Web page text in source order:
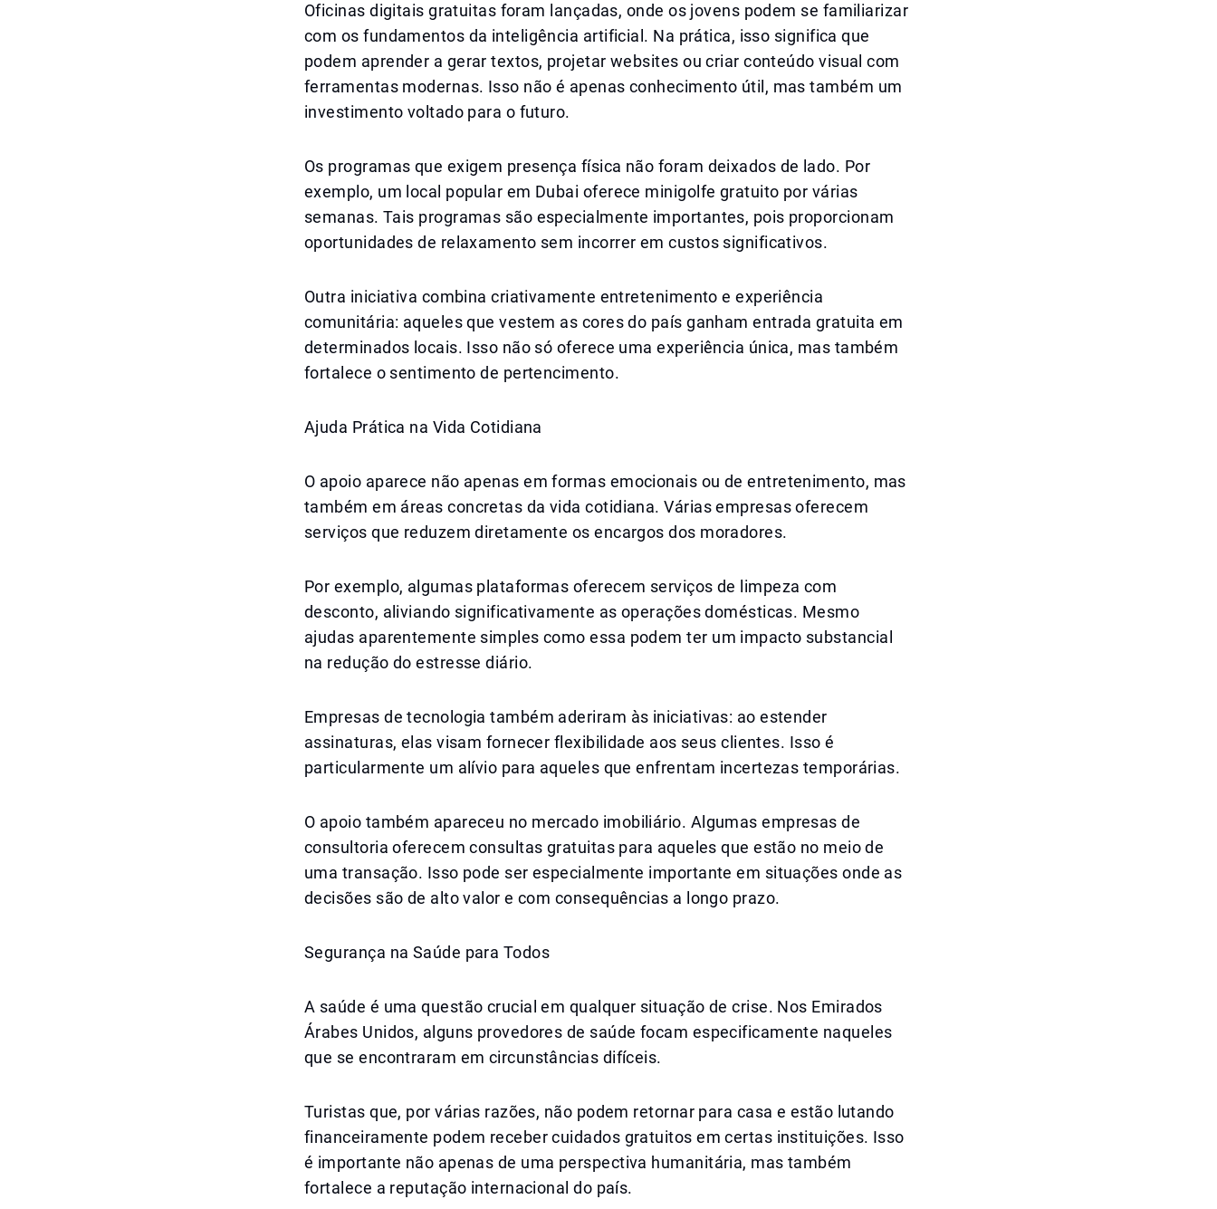
Oficinas digitais gratuitas foram lançadas, onde os jovens podem se familiarizar
com os fundamentos da inteligência artificial. Na prática, isso significa que
podem aprender a gerar textos, projetar websites ou criar conteúdo visual com
ferramentas modernas. Isso não é apenas conhecimento útil, mas também um
investimento voltado para o futuro.
Os programas que exigem presença física não foram deixados de lado. Por
exemplo, um local popular em Dubai oferece minigolfe gratuito por várias
semanas. Tais programas são especialmente importantes, pois proporcionam
oportunidades de relaxamento sem incorrer em custos significativos.
Outra iniciativa combina criativamente entretenimento e experiência
comunitária: aqueles que vestem as cores do país ganham entrada gratuita em
determinados locais. Isso não só oferece uma experiência única, mas também
fortalece o sentimento de pertencimento.
Ajuda Prática na Vida Cotidiana
O apoio aparece não apenas em formas emocionais ou de entretenimento, mas
também em áreas concretas da vida cotidiana. Várias empresas oferecem
serviços que reduzem diretamente os encargos dos moradores.
Por exemplo, algumas plataformas oferecem serviços de limpeza com
desconto, aliviando significativamente as operações domésticas. Mesmo
ajudas aparentemente simples como essa podem ter um impacto substancial
na redução do estresse diário.
Empresas de tecnologia também aderiram às iniciativas: ao estender
assinaturas, elas visam fornecer flexibilidade aos seus clientes. Isso é
particularmente um alívio para aqueles que enfrentam incertezas temporárias.
O apoio também apareceu no mercado imobiliário. Algumas empresas de
consultoria oferecem consultas gratuitas para aqueles que estão no meio de
uma transação. Isso pode ser especialmente importante em situações onde as
decisões são de alto valor e com consequências a longo prazo.
Segurança na Saúde para Todos
A saúde é uma questão crucial em qualquer situação de crise. Nos Emirados
Árabes Unidos, alguns provedores de saúde focam especificamente naqueles
que se encontraram em circunstâncias difíceis.
Turistas que, por várias razões, não podem retornar para casa e estão lutando
financeiramente podem receber cuidados gratuitos em certas instituições. Isso
é importante não apenas de uma perspectiva humanitária, mas também
fortalece a reputação internacional do país.